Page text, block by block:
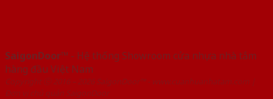
SaigonDoor™ - Hệ thống Showroom cửa nhựa nhà tắm
hàng đầu Việt Nam
Copyright ⓒ 2016 – 2026 SaigonDoor™ - www.cuanhuanhatam.com |
Đơn vị chủ quản SaigonDoor